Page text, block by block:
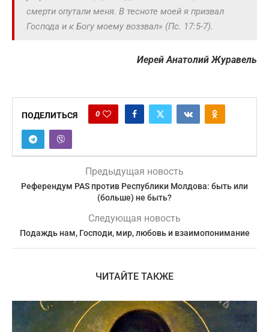
смерти опутали меня. В тесноте моей я призвал
Господа и к Богу моему воззвал» (Пс. 17:5-7).
Иерей Анатолий Журавель
ПОДЕЛИТЬСЯ 0
Предыдущая новость
Референдум PAS против Республики Молдова: быть или
(больше) не быть?
Следующая новость
Подаждь нам, Господи, мир, любовь и взаимопонимание
ЧИТАЙТЕ ТАКЖЕ